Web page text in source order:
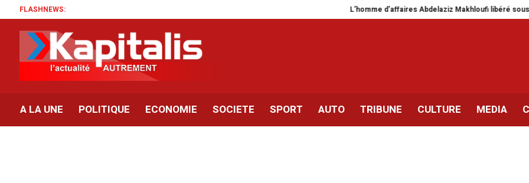
FLASHNEWS: L’homme d’affaires Abdelaziz Makhloufi libéré sous caution
A LA UNE POLITIQUE ECONOMIE SOCIETE SPORT AUTO TRIBUNE CULTURE MEDIA